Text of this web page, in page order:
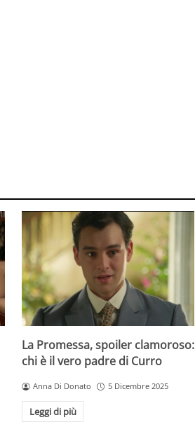
La Promessa, spoiler clamoroso:
chi è il vero padre di Curro
Anna Di Donato 5 Dicembre 2025
Leggi di più